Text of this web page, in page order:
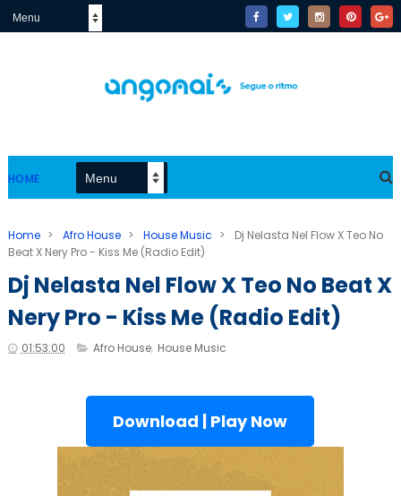
HOME
Home > Afro House > House Music >
Dj Nelasta Nel Flow X Teo No
Beat X Nery Pro - Kiss Me (Radio Edit)
Dj Nelasta Nel Flow X Teo No Beat X
Nery Pro - Kiss Me (Radio Edit)
01:53:00 Afro House, House Music
Download | Play Now